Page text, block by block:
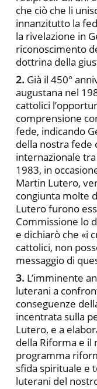
che ciò che li
innanzitutto la
la rivelazione in
riconoscimento
dottrina della
2. Già il 450°
augustana nel
cattolici
comprensione
fede, indicando
della nostra fede
internazionale
1983, in
Martin Lutero,
congiunta molte
Lutero furono
Commissione lo
e dichiarò che «i
cattolici, non
messaggio di
3. L’imminente
luterani a
conseguenze
incentrata sulla
Lutero, e a
della Riforma e il
programma
sfida spirituale e
luterani del